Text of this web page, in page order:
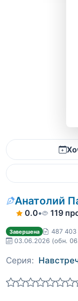
Анатолий
0.0• 119
Завершена
487 403
03.06.2026 (обн.
Серия: